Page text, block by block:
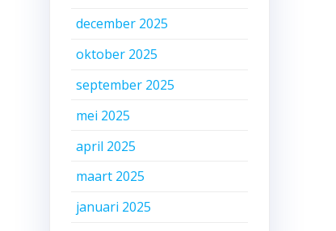
december 2025
oktober 2025
september 2025
mei 2025
april 2025
maart 2025
januari 2025